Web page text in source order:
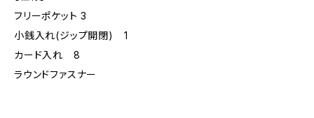
フリーポケット 3
小銭入れ(ジップ開閉) 1
カード入れ 8
ラウンドファスナー